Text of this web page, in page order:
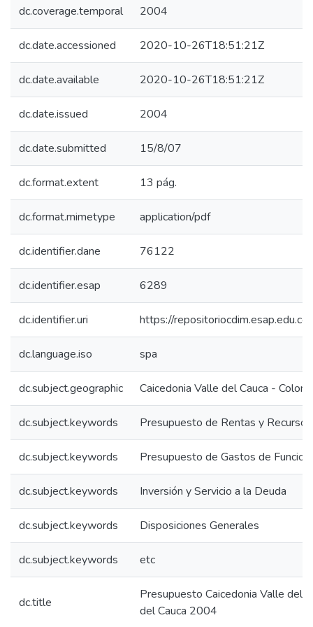
dc.coverage.temporal 2004
dc.date.accessioned 2020-10-26T18:51:21Z
dc.date.available 2020-10-26T18:51:21Z
dc.date.issued 2004
dc.date.submitted 15/8/07
dc.format.extent 13 pág.
dc.format.mimetype application/pdf
dc.identifier.dane 76122
dc.identifier.esap 6289
dc.identifier.uri https://
dc.language.iso spa
dc.subject.geographic Caicedonia Valle del Cauca -
dc.subject.keywords Presupuesto de Rentas y
dc.subject.keywords Presupuesto de Gastos de
dc.subject.keywords Inversión y Servicio a la Deuda
dc.subject.keywords Disposiciones Generales
dc.subject.keywords etc
dc.title
Presupuesto Caicedonia Valle del
del Cauca 2004